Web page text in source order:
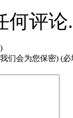
何评论.
们会为您保密) (必